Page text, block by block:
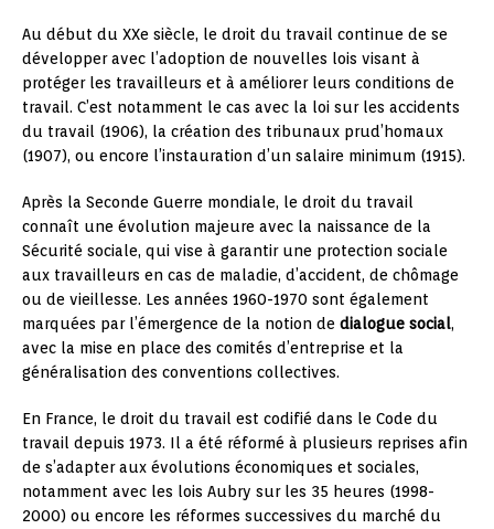
Au début du XXe siècle, le droit du travail continue de se
développer avec l’adoption de nouvelles lois visant à
protéger les travailleurs et à améliorer leurs conditions de
travail. C’est notamment le cas avec la loi sur les accidents
du travail (1906), la création des tribunaux prud’homaux
(1907), ou encore l’instauration d’un salaire minimum (1915).
Après la Seconde Guerre mondiale, le droit du travail
connaît une évolution majeure avec la naissance de la
Sécurité sociale, qui vise à garantir une protection sociale
aux travailleurs en cas de maladie, d’accident, de chômage
ou de vieillesse. Les années 1960-1970 sont également
marquées par l’émergence de la notion de dialogue social,
avec la mise en place des comités d’entreprise et la
généralisation des conventions collectives.
En France, le droit du travail est codifié dans le Code du
travail depuis 1973. Il a été réformé à plusieurs reprises afin
de s’adapter aux évolutions économiques et sociales,
notamment avec les lois Aubry sur les 35 heures (1998-
2000) ou encore les réformes successives du marché du